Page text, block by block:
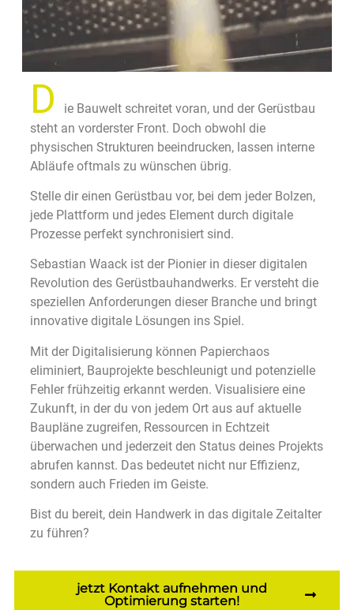
D
ie Bauwelt schreitet voran, und der Gerüstbau
steht an vorderster Front. Doch obwohl die
physischen Strukturen beeindrucken, lassen interne
Abläufe oftmals zu wünschen übrig.
Stelle dir einen Gerüstbau vor, bei dem jeder Bolzen,
jede Plattform und jedes Element durch digitale
Prozesse perfekt synchronisiert sind.
Sebastian Waack ist der Pionier in dieser digitalen
Revolution des Gerüstbauhandwerks. Er versteht die
speziellen Anforderungen dieser Branche und bringt
innovative digitale Lösungen ins Spiel.
Mit der Digitalisierung können Papierchaos
eliminiert, Bauprojekte beschleunigt und potenzielle
Fehler frühzeitig erkannt werden. Visualisiere eine
Zukunft, in der du von jedem Ort aus auf aktuelle
Baupläne zugreifen, Ressourcen in Echtzeit
überwachen und jederzeit den Status deines Projekts
abrufen kannst. Das bedeutet nicht nur Effizienz,
sondern auch Frieden im Geiste.
Bist du bereit, dein Handwerk in das digitale Zeitalter
zu führen?
jetzt Kontakt aufnehmen und
Optimierung starten!